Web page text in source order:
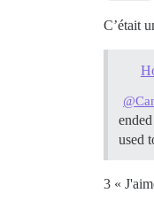
C’était
used
3 «